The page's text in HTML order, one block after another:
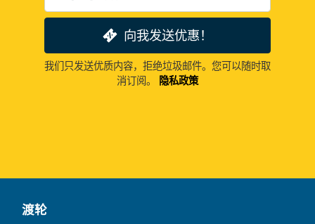
向我发送优惠！
我们只发送优质内容，拒绝垃圾邮件。您可以随时取
消订阅。
隐私政策
渡轮